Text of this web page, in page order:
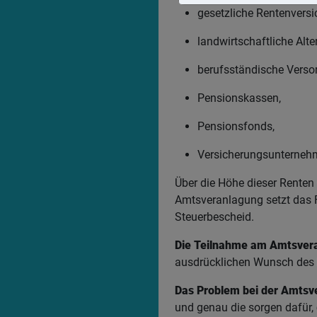
gesetzliche
landwirtschaftliche
berufsständische
Pensionskassen,
Pensionsfonds,
Über die Höhe dieser
Amtsveranlagung setzt das
Steuerbescheid.
Die Teilnahme am
ausdrücklichen Wunsch
Das Problem bei der
und genau die sorgen